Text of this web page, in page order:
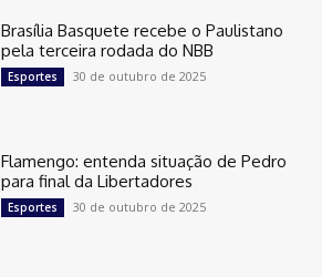
Brasília Basquete recebe o Paulistano
pela terceira rodada do NBB
Esportes 30 de outubro de 2025
Flamengo: entenda situação de Pedro
para final da Libertadores
Esportes 30 de outubro de 2025